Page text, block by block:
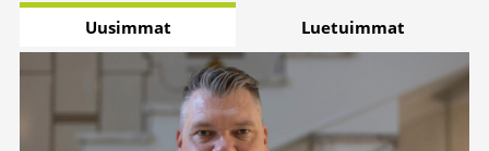
Uusimmat Luetuimmat